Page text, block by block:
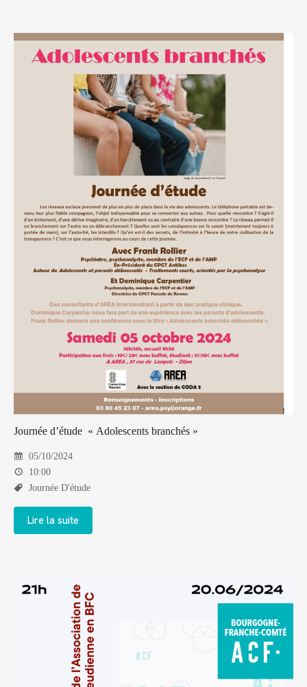
Journée d’étude « Adolescents branchés »
05/10/2024
10:00
Journée D'étude
Lire la suite